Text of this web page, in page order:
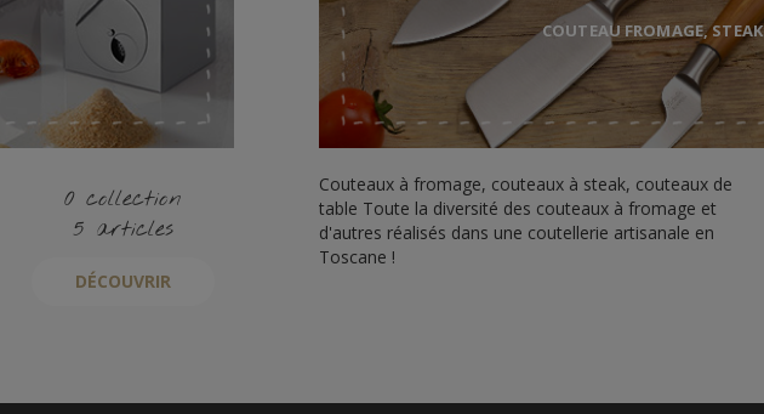
0 collection
5 articles
DÉCOUVRIR
COUTEAU FROMAGE, STEAK
Couteaux à fromage, couteaux à steak, couteaux de
table Toute la diversité des couteaux à fromage et
d'autres réalisés dans une coutellerie artisanale en
Toscane !